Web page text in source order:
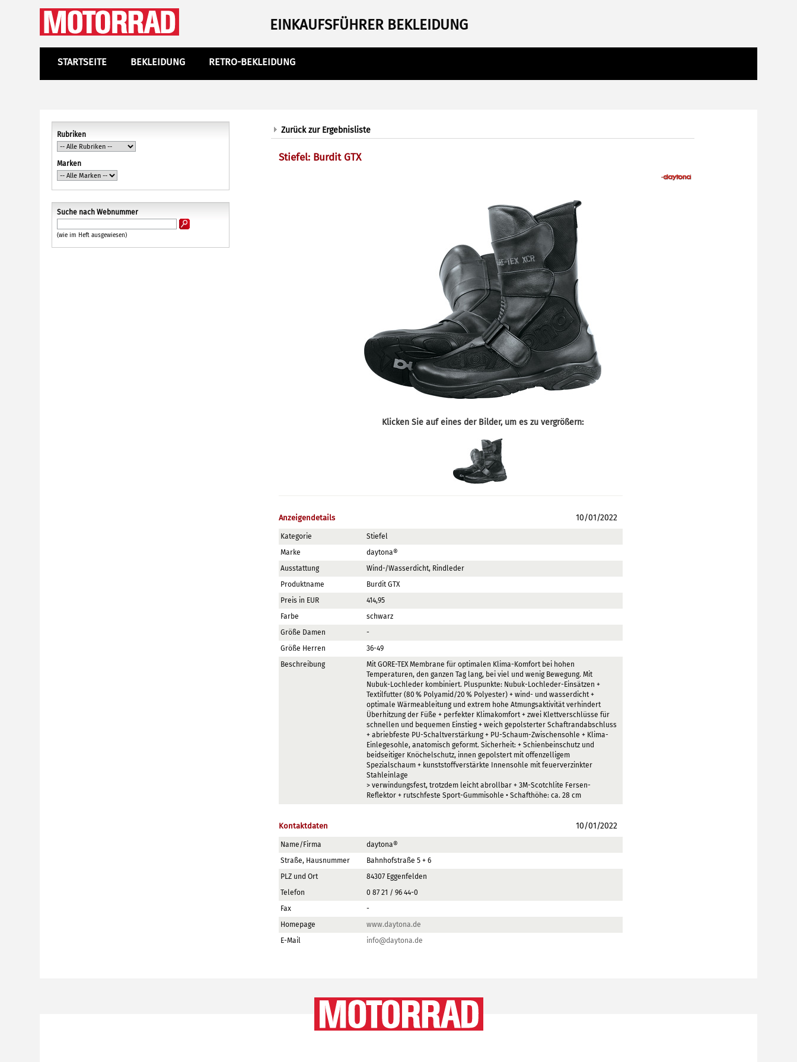
EINKAUFSFÜHRER BEKLEIDUNG
STARTSEITE BEKLEIDUNG RETRO-BEKLEIDUNG
Rubriken
Marken
Suche nach Webnummer
(wie im Heft ausgewiesen)
Zurück zur Ergebnisliste
Stiefel: Burdit GTX
Klicken Sie auf eines der Bilder, um es zu vergrößern:
Anzeigendetails 10/01/2022
Kategorie
Stiefel
Marke
daytona®
Ausstattung
Wind-/Wasserdicht, Rindleder
Produktname
Burdit GTX
Preis in EUR
414,95
Farbe
schwarz
Größe Damen
-
Größe Herren
36-49
Beschreibung
Mit GORE-TEX Membrane für optimalen Klima-Komfort bei hohen
Temperaturen, den ganzen Tag lang, bei viel und wenig Bewegung. Mit
Nubuk-Lochleder kombiniert. Pluspunkte: Nubuk-Lochleder-Einsätzen +
Textilfutter (80 % Polyamid/20 % Polyester) + wind- und wasserdicht +
optimale Wärmeableitung und extrem hohe Atmungsaktivität verhindert
Überhitzung der Füße + perfekter Klimakomfort + zwei Klettverschlüsse für
schnellen und bequemen Einstieg + weich gepolsterter Schaftrandabschluss
+ abriebfeste PU-Schaltverstärkung + PU-Schaum-Zwischensohle + Klima-
Einlegesohle, anatomisch geformt. Sicherheit: + Schienbeinschutz und
beidseitiger Knöchelschutz, innen gepolstert mit offenzelligem
Spezialschaum + kunststoffverstärkte Innensohle mit feuerverzinkter
Stahleinlage
> verwindungsfest, trotzdem leicht abrollbar + 3M-Scotchlite Fersen-
Reflektor + rutschfeste Sport-Gummisohle • Schafthöhe: ca. 28 cm
Kontaktdaten 10/01/2022
Name/Firma
daytona®
Straße, Hausnummer
Bahnhofstraße 5 + 6
PLZ und Ort
84307 Eggenfelden
Telefon
0 87 21 / 96 44-0
Fax
-
Homepage
www.daytona.de
E-Mail
info@daytona.de